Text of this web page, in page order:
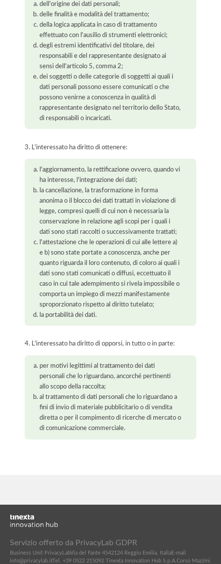
dell'origine dei dati personali;
delle finalità e modalità del trattamento;
della logica applicata in caso di trattamento
effettuato con l'ausilio di strumenti elettronici;
degli estremi identificativi del titolare, dei
responsabili e del rappresentante designato ai
sensi dell'articolo 5, comma 2;
dei soggetti o delle categorie di soggetti ai quali i
dati personali possono essere comunicati o che
possono venirne a conoscenza in qualità di
rappresentante designato nel territorio dello Stato,
di responsabili o incaricati.
3. L'interessato ha diritto di ottenere:
l'aggiornamento, la rettificazione ovvero, quando vi
ha interesse, l'integrazione dei dati;
la cancellazione, la trasformazione in forma
anonima o il blocco dei dati trattati in violazione di
legge, compresi quelli di cui non è necessaria la
conservazione in relazione agli scopi per i quali i
dati sono stati raccolti o successivamente trattati;
l'attestazione che le operazioni di cui alle lettere a)
e b) sono state portate a conoscenza, anche per
quanto riguarda il loro contenuto, di coloro ai quali i
dati sono stati comunicati o diffusi, eccettuato il
caso in cui tale adempimento si rivela impossibile o
comporta un impiego di mezzi manifestamente
sproporzionato rispetto al diritto tutelato;
la portabilità dei dati.
4. L'interessato ha diritto di opporsi, in tutto o in parte:
per motivi legittimi al trattamento dei dati
personali che lo riguardano, ancorché pertinenti
allo scopo della raccolta;
al trattamento di dati personali che lo riguardano a
fini di invio di materiale pubblicitario o di vendita
diretta o per il compimento di ricerche di mercato o
di comunicazione commerciale.
Servizio offerto da PrivacyLab GDPR
Business Unit PrivacyLabVia del Fante 4542124 Reggio Emilia, ItaliaE-mail
info@privacylab.itTel. +39 0522 215092 Tinexta Innovation Hub S.p.A. Corso Mazzini